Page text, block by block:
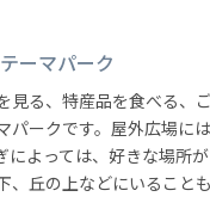
ーマパーク
見る、特産品を食べる、
パークです。屋外広場に
によっては、好きな場所
、丘の上などにいること